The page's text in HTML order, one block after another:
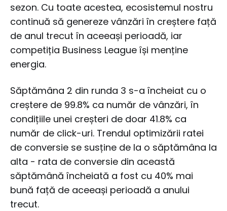
sezon. Cu toate acestea, ecosistemul nostru
continuă să genereze vânzări în creștere față
de anul trecut în aceeași perioadă, iar
competiția Business League își menține
energia.
Săptămâna 2 din runda 3 s-a încheiat cu o
creștere de 99.8% ca număr de vânzări, în
condițiile unei creșteri de doar 41.8% ca
număr de click-uri. Trendul optimizării ratei
de conversie se susține de la o săptămâna la
alta - rata de conversie din această
săptămână încheiată a fost cu 40% mai
bună față de aceeași perioadă a anului
trecut.